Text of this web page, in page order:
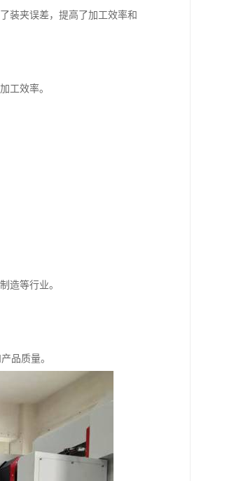
装夹误差，提高了加工效率和
工效率。
造等行业。
品质量。